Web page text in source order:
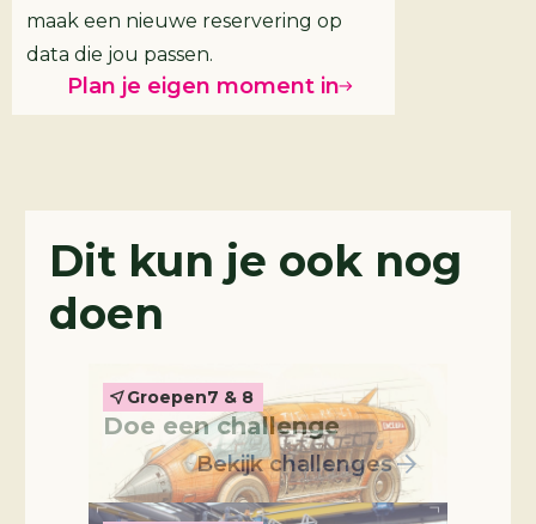
maak een nieuwe reservering op
data die jou passen.
Plan je eigen moment in
Dit kun je ook nog
doen
Groepen7 & 8
Doe een challenge
Bekijk challenges